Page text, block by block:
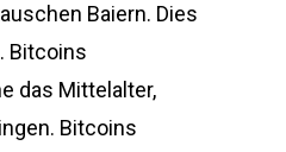
Baiern. Dies
Bitcoins
das Mittelalter,
Bitcoins